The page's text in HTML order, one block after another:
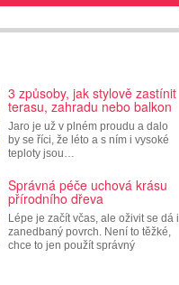
3 způsoby, jak stylově zastínit
terasu, zahradu nebo balkon
Jaro je už v plném proudu a dalo
by se říci, že léto a s ním i vysoké
teploty jsou…
Správná péče uchová krásu
přírodního dřeva
Lépe je začít včas, ale oživit se dá i
zanedbaný povrch. Není to těžké,
chce to jen použít správný